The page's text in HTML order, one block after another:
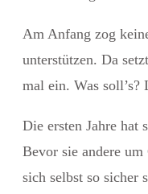
Am Anfang zog
unterstützen. Da
mal ein. Was soll’s?
Die ersten Jahre hat
Bevor sie andere
sich selbst so sicher